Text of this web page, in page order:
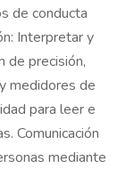
de conducta
Interpretar y
de precisión,
medidores de
para leer e
Comunicación
mediante